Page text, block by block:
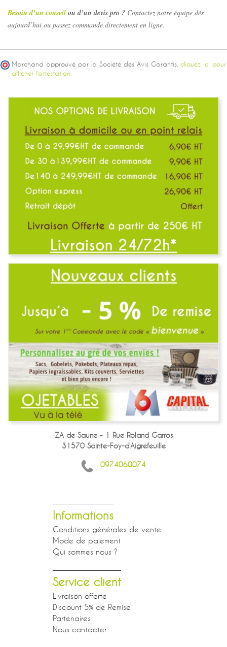
Besoin d’un conseil ou d’un devis pro ? Contactez notre équipe dès
aujourd’hui ou passez commande directement en ligne.
Marchand approuvé par la Société des Avis Garantis, cliquez ici pour
afficher l'attestation.
ZA de Saune - 1 Rue Roland Garros
31570 Sainte-Foy-d'Aigrefeuille
0974060074
Informations
Conditions générales de vente
Mode de paiement
Qui sommes nous ?
Service client
Livraison offerte
Discount 5% de Remise
Partenaires
Nous contacter